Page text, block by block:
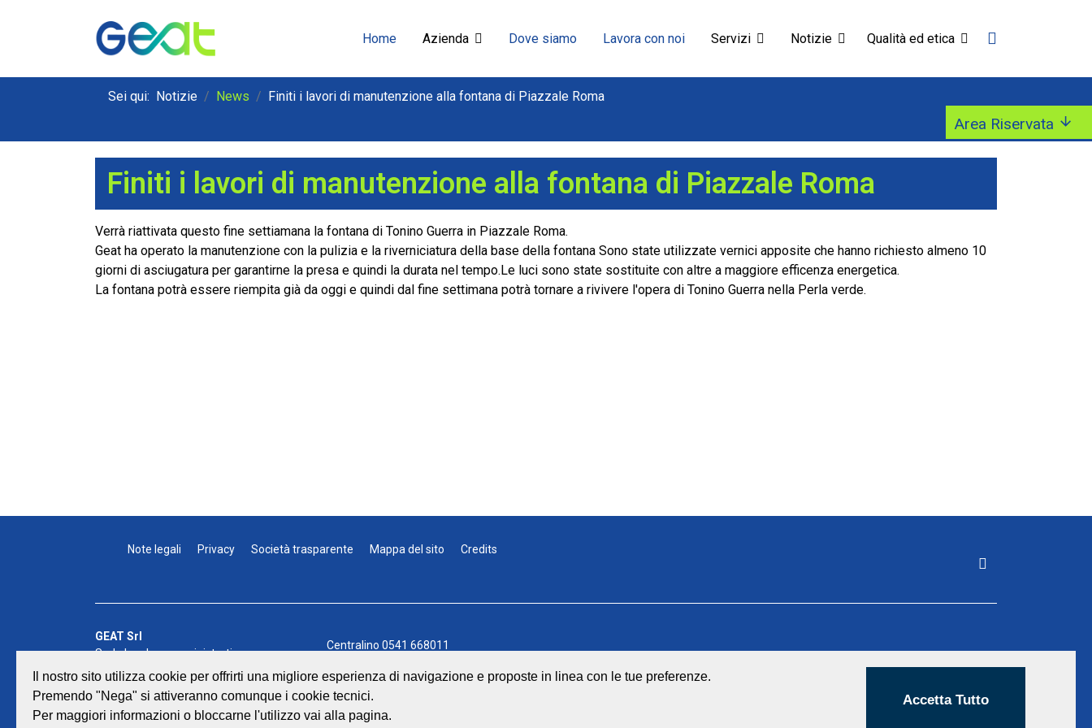
Home Azienda Dove siamo Lavora con noi Servizi Notizie Qualità ed etica
Sei qui: Notizie News Finiti i lavori di manutenzione alla fontana di Piazzale Roma
Finiti i lavori di manutenzione alla fontana di Piazzale Roma
Verrà riattivata questo fine settiamana la fontana di Tonino Guerra in Piazzale Roma.
Geat ha operato la manutenzione con la pulizia e la riverniciatura della base della fontana Sono state utilizzate vernici apposite che hanno richiesto almeno 10
giorni di asciugatura per garantirne la presa e quindi la durata nel tempo.Le luci sono state sostituite con altre a maggiore efficenza energetica.
La fontana potrà essere riempita già da oggi e quindi dal fine settimana potrà tornare a rivivere l'opera di Tonino Guerra nella Perla verde.
Area Riservata
Note legali Privacy Società trasparente Mappa del sito Credits
GEAT Srl
Sede legale e amministrativa:
Viale Lombardia 17 - 47838 Riccione
P.iva/Reg. Imp. Rimini n. 02418910408
Capitale sociale euro 12.233.943,00 I.V.
Centralino 0541 668011
E-mail:info@geat.it
©GEAT Srl
Il nostro sito utilizza cookie per offrirti una migliore esperienza di navigazione e proposte in linea con le tue preferenze.
Premendo "Nega" si attiveranno comunque i cookie tecnici.
Per maggiori informazioni o bloccarne l'utilizzo vai alla pagina.
Accetta Tutto